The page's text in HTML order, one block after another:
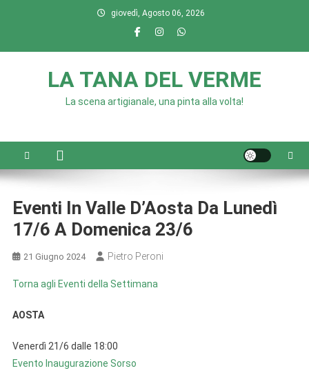
giovedì, Agosto 06, 2026
LA TANA DEL VERME
La scena artigianale, una pinta alla volta!
Eventi In Valle D’Aosta Da Lunedì
17/6 A Domenica 23/6
21 Giugno 2024 Pietro Peroni
Torna agli Eventi della Settimana
AOSTA
Venerdì 21/6 dalle 18:00
Evento Inaugurazione Sorso